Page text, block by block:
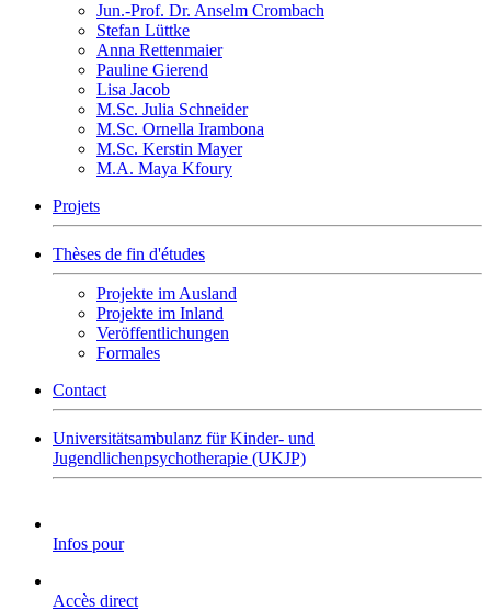
Jun.-Prof. Dr. Anselm Crombach
Stefan Lüttke
Anna Rettenmaier
Pauline Gierend
Lisa Jacob
M.Sc. Julia Schneider
M.Sc. Ornella Irambona
M.Sc. Kerstin Mayer
M.A. Maya Kfoury
Projets
Thèses de fin d'études
Projekte im Ausland
Projekte im Inland
Veröffentlichungen
Formales
Contact
Universitätsambulanz für Kinder- und
Jugendlichenpsychotherapie (UKJP)
Infos pour
Accès direct